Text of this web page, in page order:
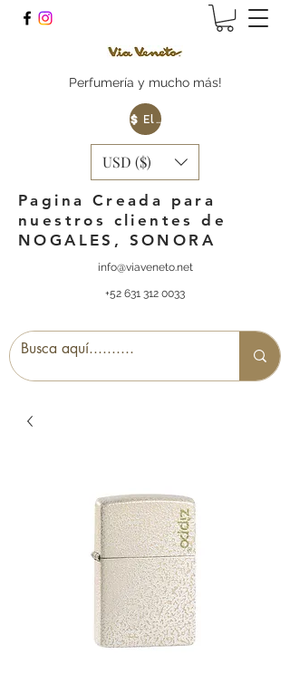
Perfumería y mucho más!
Elige tu Moneda
USD ($)
Pagina Creada para
nuestros clientes de
NOGALES, SONORA
info@viaveneto.net
+52 631 312 0033